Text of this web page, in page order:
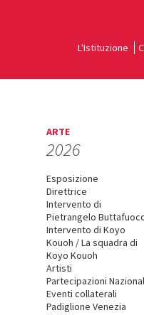
L'Istituzione
ARTE
2026
Esposizione
Direttrice
Intervento di
Pietrangelo
Intervento di Koyo
Kouoh / La squadra di
Koyo Kouoh
Artisti
Partecipazioni
Eventi collaterali
Padiglione Venezia